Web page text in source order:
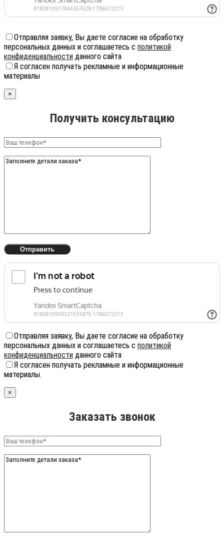
Отправляя заявку, Вы даете согласие на обработку
персональных данных и соглашаетесь с политикой
конфиденциальности данного сайта
Я согласен получать рекламные и информационные
материалы
×
Получить консультацию
Отправляя заявку, Вы даете согласие на обработку
персональных данных и соглашаетесь с политикой
конфиденциальности данного сайта
Я согласен получать рекламные и информационные
материалы.
×
Заказать звонок